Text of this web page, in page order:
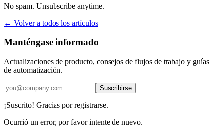
No spam. Unsubscribe anytime.
← Volver a todos los artículos
Manténgase informado
Actualizaciones de producto, consejos de flujos de trabajo y guías
de automatización.
Suscribirse
¡Suscrito! Gracias por registrarse.
Ocurrió un error, por favor intente de nuevo.